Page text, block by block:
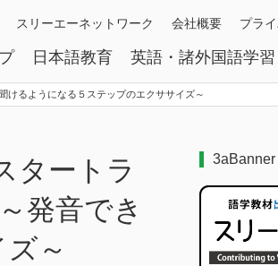
日本語教育 英語・諸外国語学習
スリーエーネットワーク 会社概要 プラ
けるようになる５ステップのエクササイズ～
タートラ
発音でき
～
3aBanner